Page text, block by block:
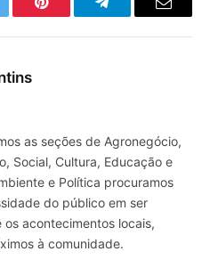
Pinterest TelegramaE-
as seções de Agronegócio,
Social, Cultura, Educação e
e Política procuramos
do público em ser
os acontecimentos locais,
à comunidade.